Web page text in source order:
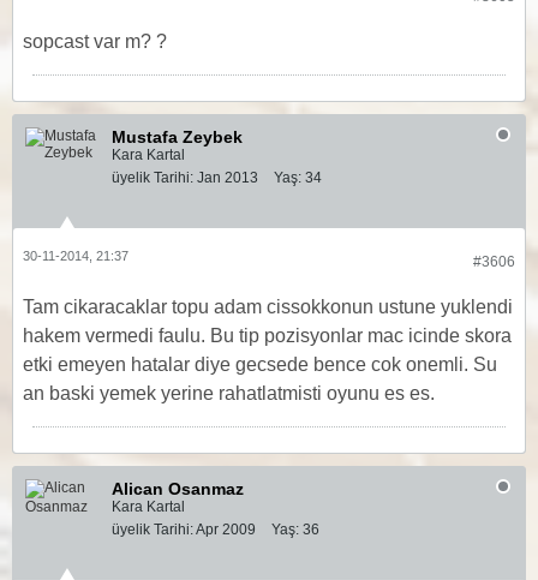
sopcast var m? ?
Mustafa Zeybek
Kara Kartal
üyelik Tarihi: Jan 2013 Yaş: 34
#3606
30-11-2014, 21:37
Tam cikaracaklar topu adam cissokkonun ustune yuklendi
hakem vermedi faulu. Bu tip pozisyonlar mac icinde skora
etki emeyen hatalar diye gecsede bence cok onemli. Su
an baski yemek yerine rahatlatmisti oyunu es es.
Alican Osanmaz
Kara Kartal
üyelik Tarihi:Apr 2009 Yaş: 36